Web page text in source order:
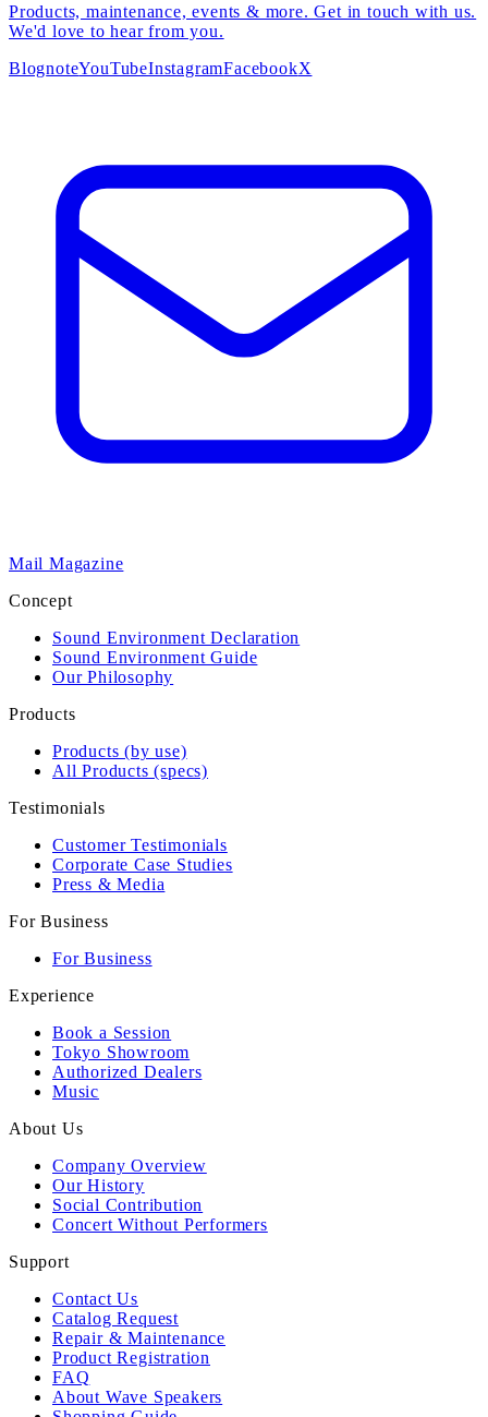
Products, maintenance, events & more. Get in touch with us.
We'd love to hear from you.
BlognoteYouTubeInstagramFacebookX
Mail Magazine
Concept
Sound Environment Declaration
Sound Environment Guide
Our Philosophy
Products
Products (by use)
All Products (specs)
Testimonials
Customer Testimonials
Corporate Case Studies
Press & Media
For Business
For Business
Experience
Book a Session
Tokyo Showroom
Authorized Dealers
Music
About Us
Company Overview
Our History
Social Contribution
Concert Without Performers
Support
Contact Us
Catalog Request
Repair & Maintenance
Product Registration
FAQ
About Wave Speakers